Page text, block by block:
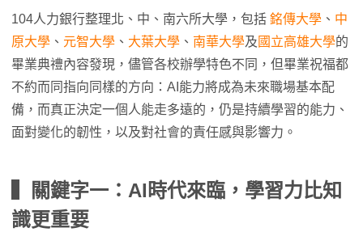
104人力銀行整理北、中、南六所大學，包括 銘傳大學 、 中
原大學 、 元智大學 、 大葉大學 、 南華大學及 國立高雄大學的
畢業典禮內容發現，儘管各校辦學特色不同，但畢業祝福都
不約而同指向同樣的方向：AI能力將成為未來職場基本配
備，而真正決定一個人能走多遠的，仍是持續學習的能力、
面對變化的韌性，以及對社會的責任感與影響力。
▍關鍵字一：AI時代來臨，學習力比知
識更重要